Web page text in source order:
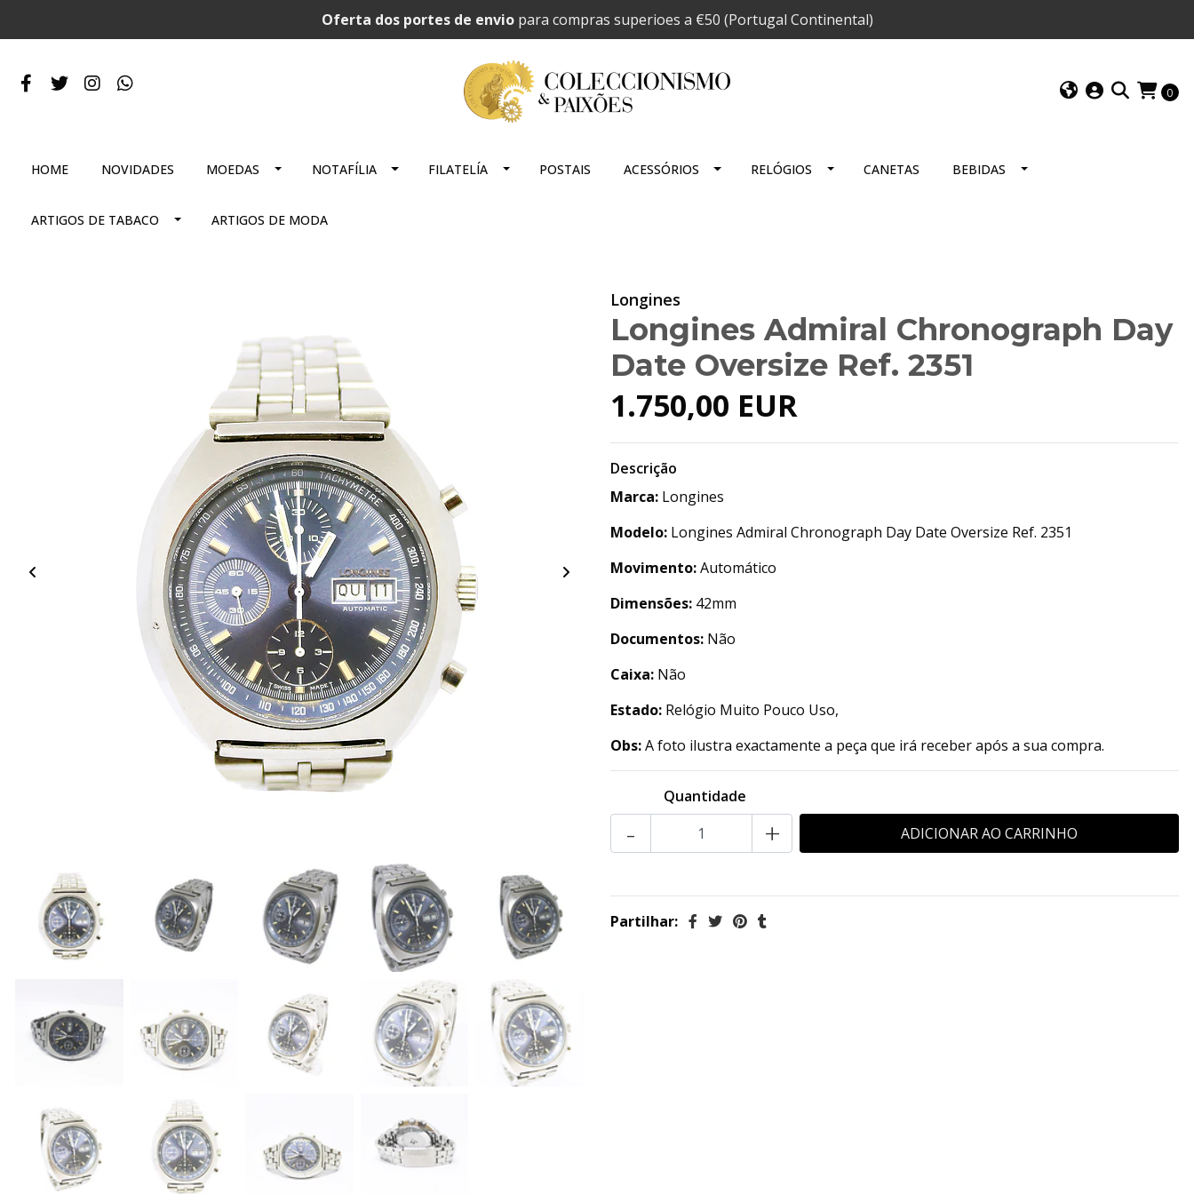
Oferta dos portes de enviopara compras superioes a €50 (Portugal Continental)
0
HOME NOVIDADES MOEDAS NOTAFÍLIA FILATELÍA POSTAIS ACESSÓRIOS RELÓGIOS CANETAS BEBIDAS
ARTIGOS DE TABACO ARTIGOS DE MODA
Longines
Longines Admiral Chronograph Day
Date Oversize Ref. 2351
1.750,00 EUR
Descrição
Marca: Longines
Modelo: Longines Admiral Chronograph Day Date Oversize Ref. 2351
Movimento:Automático
Dimensões: 42mm
Documentos: Não
Caixa: Não
Estado: Relógio Muito Pouco Uso,
Obs:A foto ilustra exactamente a peça que irá receber após a sua compra.
Quantidade
- +
Partilhar: